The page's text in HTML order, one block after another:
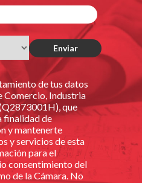
de tus datos
Comercio, Industria
que
finalidad de
y mantenerte
y servicios de esta
para el
consentimiento del
de la Cámara. No